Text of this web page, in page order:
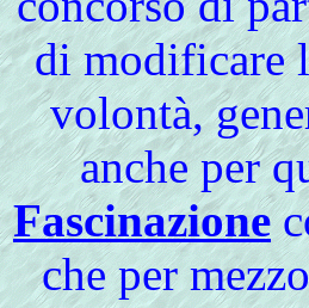
di modificare
volontà,
anche per
Fascinazione
che per